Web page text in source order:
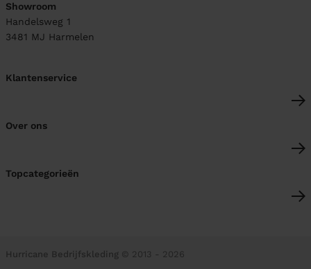
Showroom
Handelsweg 1
3481 MJ Harmelen
Klantenservice
Over ons
Topcategorieën
Hurricane Bedrijfskleding © 2013 - 2026